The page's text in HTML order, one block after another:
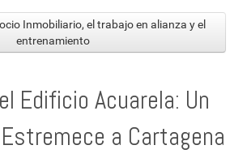
Inmobiliario, el trabajo en alianza y el
entrenamiento
Edificio Acuarela: Un
a Cartagena